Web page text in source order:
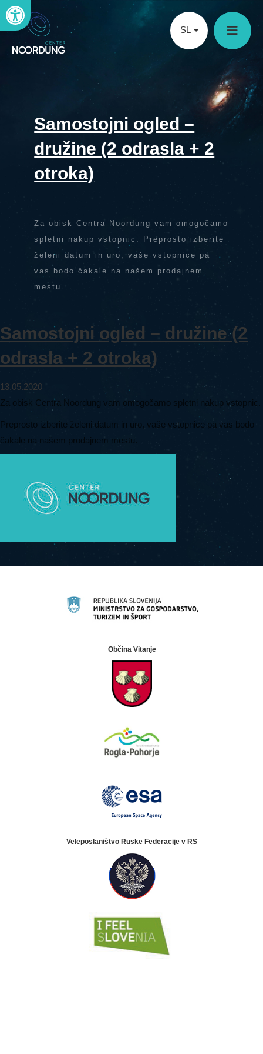
Open toolbar
SL
Samostojni ogled –
družine (2 odrasla + 2
otroka)
Za obisk Centra Noordung vam omogočamo
spletni nakup vstopnic. Preprosto izberite
želeni datum in uro, vaše vstopnice pa
vas bodo čakale na našem prodajnem
mestu.
Samostojni ogled – družine (2
odrasla + 2 otroka)
13.05.2020
Za obisk Centra Noordung vam omogočamo spletni nakup vstopnic.
Preprosto izberite želeni datum in uro, vaše vstopnice pa vas bodo
čakale na našem prodajnem mestu.
Občina Vitanje
Veleposlaništvo Ruske Federacije v RS